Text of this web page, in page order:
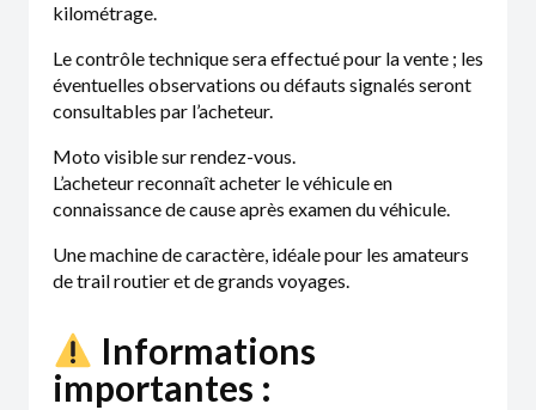
kilométrage.
Le contrôle technique sera effectué pour la vente ; les
éventuelles observations ou défauts signalés seront
consultables par l’acheteur.
Moto visible sur rendez-vous.
L’acheteur reconnaît acheter le véhicule en
connaissance de cause après examen du véhicule.
Une machine de caractère, idéale pour les amateurs
de trail routier et de grands voyages.
Informations
importantes :